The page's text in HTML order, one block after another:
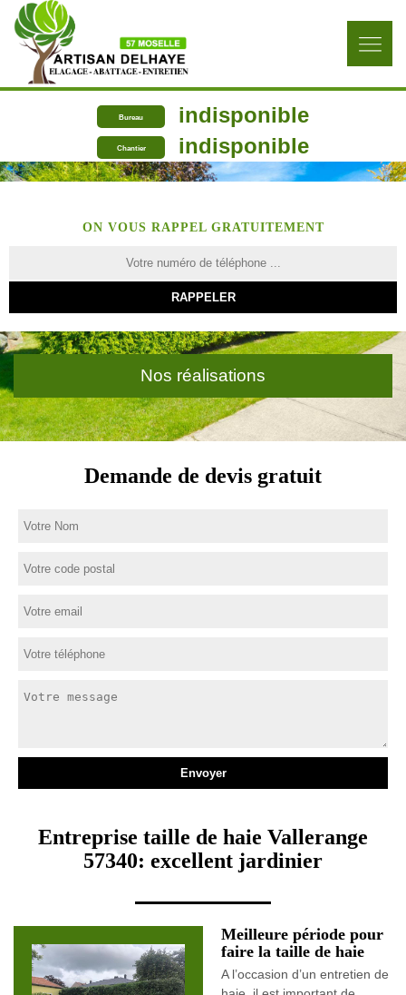
Bureau indisponible
Chantier indisponible
ON VOUS RAPPEL GRATUITEMENT
Nos réalisations
Demande de devis gratuit
Entreprise taille de haie Vallerange
57340: excellent jardinier
Meilleure période pour
faire la taille de haie
A l’occasion d’un entretien de